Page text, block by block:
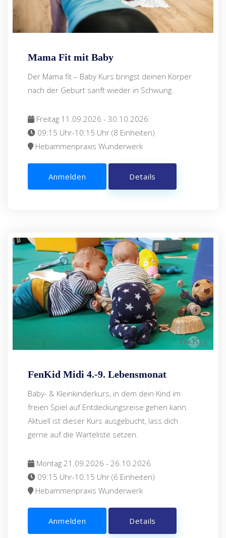
Mama Fit mit Baby
Der Mama fit – Baby Kurs bringst deinen Körper
nach der Geburt sanft wieder in Schwung.
Freitag 11.09.2026 - 30.10.2026
09:15 Uhr-10:15 Uhr (8 Einheiten)
Hebammenpraxis Wunderwerk
Anmelden Details
FenKid Midi 4.-9. Lebensmonat
Baby- & Kleinkinderkurs, in dem dein Kind im
freien Spiel auf Entdeckungsreise gehen kann.
Aktuell ist dieser Kurs ausgebucht, lass dich
gerne auf die Warteliste setzen.
Montag 21.09.2026 - 26.10.2026
09:15 Uhr-10:15 Uhr (6 Einheiten)
Hebammenpraxis Wunderwerk
Anmelden Details